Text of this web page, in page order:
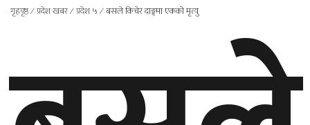
प्रदेश
१
प्रदेश
गृहपृष्ठ∕प्रदेश खबर∕प्रदेश ५∕बसले किचेर दाङ्गमा एकको मृत्यु